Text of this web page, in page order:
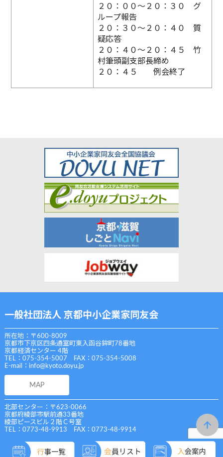
２０：００〜２０：３０ グ
ループ報告
２０：３０〜２０：４０ 質
疑応答
２０：４０〜２０：４５ 竹
村筆頭副支部長締め
２０：４５ 例会終了
一般社団法人 京都中小企業家同友会
所在地：〒600-8009
京都市下京区四条通室町東入函谷鉾町78番地
京都経済センター 4階
TEL：075-354-5007 FAX：075-354-5008
E-mail： info@kyoto.doyu.jp
MAP
北部センター：〒623-0066
京都府綾部市駅前通33番地
綾部ピースビル２階Ｃ号室
TEL：0773-48-9913 FAX：0773-48-9914
Copyright (C) 一般社団法人 京都中小企業家同友会 All Rights Reserved.